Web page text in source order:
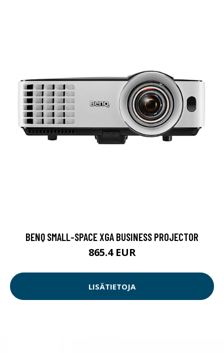
BENQ SMALL-SPACE XGA BUSINESS PROJECTOR
865.4 EUR
LISÄTIETOJA